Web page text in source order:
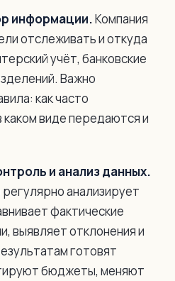
информации.Компания
отслеживать и откуда
учёт, банковские
Важно
как часто
виде передаются и
и анализ данных.
анализирует
фактические
выявляет отклонения и
готовят
бюджеты, меняют